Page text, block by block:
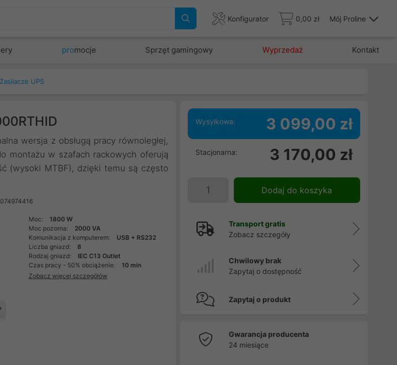
Konfigurator 0,00 zł Mój Proline
promocje Sprzęt gamingowy Wyprzedaż Kontakt
Zasilacze UPS
wersja z obsługą pracy równoległej,
montażu w szafach rackowych oferują
(wysoki MTBF), dzięki temu są często
Moc:
1800 W
Moc pozorna:
2000 VA
Komunikacja z komputerem:
USB + RS232
Liczba gniazd:
8
Rodzaj gniazd:
IEC C13 Outlet
Czas pracy - 50% obciążenie:
10 min
Zobacz więcej szczegółów
Wysyłkowa: 3 099,00 zł
Stacjonarna: 3 170,00 zł
Dodaj do koszyka
Transport gratis
Zobacz szczegóły
Chwilowy brak
Zapytaj o dostępność
Zapytaj o produkt
Gwarancja producenta
24 miesiące